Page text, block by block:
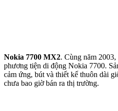
Nokia 7700 MX2. Cùng năm
phương tiện di động Nokia 7700.
cảm ứng, bút và thiết kế thuôn dài
chưa bao giờ bán ra thị trường.